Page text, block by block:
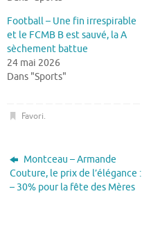
Football – Une fin irrespirable
et le FCMB B est sauvé, la A
sèchement battue
24 mai 2026
Dans "Sports"
Favori.
Montceau – Armande
Couture, le prix de l’élégance :
– 30% pour la fête des Mères